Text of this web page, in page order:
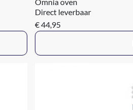
Direct leverbaar
€ 44,95